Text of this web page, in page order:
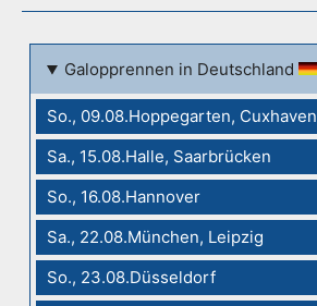
Galopprennen in Deutschland
So., 09.08.Hoppegarten, Cuxhaven
Sa., 15.08.Halle, Saarbrücken
So., 16.08.Hannover
Sa., 22.08.München, Leipzig
So., 23.08.Düsseldorf